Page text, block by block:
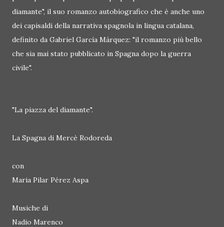
diamante", il suo romanzo autobiografico che è anche uno
dei capisaldi della narrativa spagnola in lingua catalana,
definito da Gabriel García Márquez: "il romanzo più bello
che sia mai stato pubblicato in Spagna dopo la guerra
civile".
"La piazza del diamante".
La Spagna di Mercè Rodoreda
con
Maria Pilar Pérez Aspa
Musiche di
Nadio Marenco